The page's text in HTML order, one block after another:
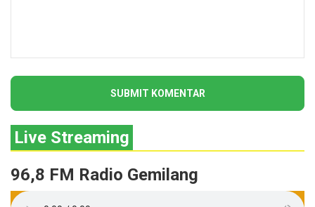
Live Streaming
96,8 FM Radio Gemilang